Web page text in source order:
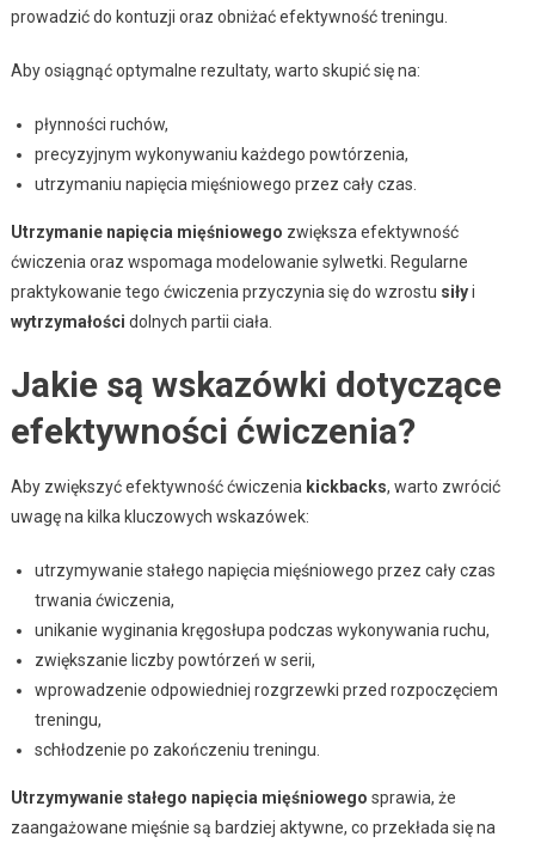
prowadzić do kontuzji oraz obniżać efektywność treningu.
Aby osiągnąć optymalne rezultaty, warto skupić się na:
płynności ruchów,
precyzyjnym wykonywaniu każdego powtórzenia,
utrzymaniu napięcia mięśniowego przez cały czas.
Utrzymanie napięcia mięśniowego zwiększa efektywność
ćwiczenia oraz wspomaga modelowanie sylwetki. Regularne
praktykowanie tego ćwiczenia przyczynia się do wzrostu siłyi
wytrzymałości dolnych partii ciała.
Jakie są wskazówki dotyczące
efektywności ćwiczenia?
Aby zwiększyć efektywność ćwiczenia kickbacks, warto zwrócić
uwagę na kilka kluczowych wskazówek:
utrzymywanie stałego napięcia mięśniowego przez cały czas
trwania ćwiczenia,
unikanie wyginania kręgosłupa podczas wykonywania ruchu,
zwiększanie liczby powtórzeń w serii,
wprowadzenie odpowiedniej rozgrzewki przed rozpoczęciem
treningu,
schłodzenie po zakończeniu treningu.
Utrzymywanie stałego napięcia mięśniowego sprawia, że
zaangażowane mięśnie są bardziej aktywne, co przekłada się na